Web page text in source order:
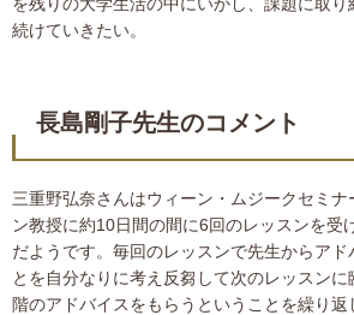
続けていきたい。
長島剛子先生のコメント
三重野弘奈さんはウィーン・ムジークセミ
ン教授に約10日間の間に6回のレッスンを受
だようです。毎回のレッスンで先生からアド
とを自分なりに考え反芻して次のレッスン
階のアドバイスをもらうということを繰り